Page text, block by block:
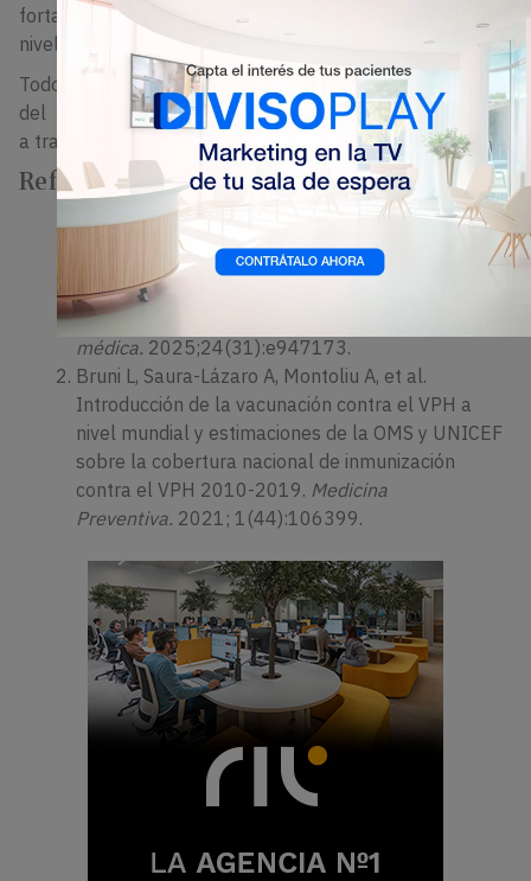
fortalecer sistemas de salud pública más equitativos a
nivel mundial.
Todos los recursos se desarrollarán bajo la guía
del
Equipo de Trabajo del VPH y estarán disponibles
a través de la
página web del proyectoen 2026.
Referencias
Miazga W, Tatara T, Gujski M, Pinkas J, Ostrowski
J, Religioni U. Directrices y tendencias globales en
la vacunación contra el VPH para la prevención
del cáncer de cuello uterino.
médica. 2025;24(31):e947173.
Bruni L, Saura-Lázaro A, Montoliu A, et al.
Introducción de la vacunación contra el VPH a
nivel mundial y estimaciones de la OMS y UNICEF
sobre la cobertura nacional de inmunización
contra el VPH 2010-2019. Medicina
Preventiva. 2021; 1(44):106399.